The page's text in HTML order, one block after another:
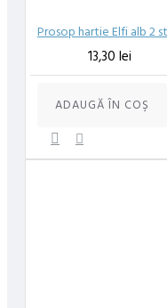
13,30 lei
ADAUGĂ ÎN COŞ